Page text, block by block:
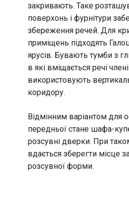
закривають. Таке
поверхонь і фурнітури
збереження речей. Для
приміщень підходять
ярусів. Бувають тумби з
в які вміщається речі
використовують
коридору.
Відмінним варіантом для
передньої стане шафа-
розсувні дверки. При
вдається зберегти місце
розсувної форми.